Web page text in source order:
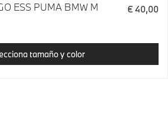
ESS PUMA BMW M
€ 40,00
tamaño y color